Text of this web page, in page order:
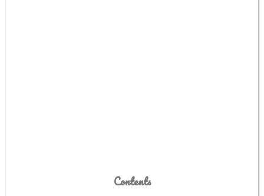
Contents